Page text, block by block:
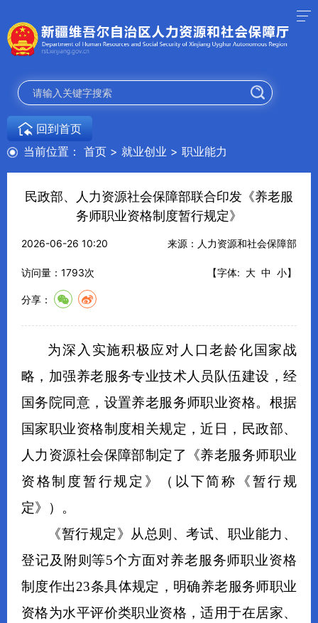
当前位置： 首页 > 就业创业 > 职业能力
回到首页
民政部、人力资源社会保障部联合印发《养老服
务师职业资格制度暂行规定》
2026-06-26 10:20 来源：人力资源和社会保障部
访问量： 1793次 【字体: 大 中 小】
分享：
为深入实施积极应对人口老龄化国家战
略，加强养老服务专业技术人员队伍建设，经
国务院同意，设置养老服务师职业资格。根据
国家职业资格制度相关规定，近日，民政部、
人力资源社会保障部制定了《养老服务师职业
资格制度暂行规定》（以下简称《暂行规
定》）。
《暂行规定》从总则、考试、职业能力、
登记及附则等5个方面对养老服务师职业资格
制度作出23条具体规定，明确养老服务师职业
资格为水平评价类职业资格，适用于在居家、